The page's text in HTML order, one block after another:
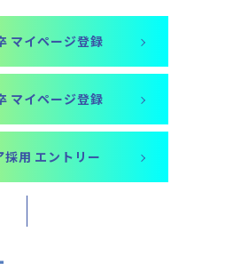
マイページ登録
マイページ登録
採用 エントリー